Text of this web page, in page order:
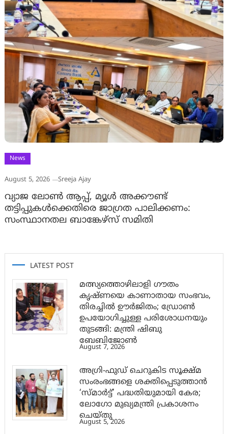
News
August 5, 2026 Sreeja Ajay
വ്യാജ ലോൺ ആപ്പ്, മ്യൂൾ അക്കൗണ്ട്
തട്ടിപ്പുകൾക്കെതിരെ ജാ​ഗ്രത പാലിക്കണം:
സംസ്ഥാനതല ബാങ്കേഴ്സ് സമിതി
LATEST POST
മത്സ്യത്തൊഴിലാളി ഗൗതം
കൃഷ്ണയെ കാണാതായ സംഭവം,
തിരച്ചിൽ ഊർജിതം; ഡ്രോണ്‍
ഉപയോഗിച്ചുള്ള പരിശോധനയും
തുടങ്ങി: മന്ത്രി ഷിബു
ബേബിജോണ്‍
August 7, 2026
അഗ്രി-ഫുഡ് ചെറുകിട സൂക്ഷ്മ
സംരംഭങ്ങളെ ശക്തിപ്പെടുത്താന്‍
‘സ്മാര്‍ട്ട്’ പദ്ധതിയുമായി കേര;
ലോഗോ മുഖ്യമന്ത്രി പ്രകാശനം
ചെയ്തു
August 5, 2026